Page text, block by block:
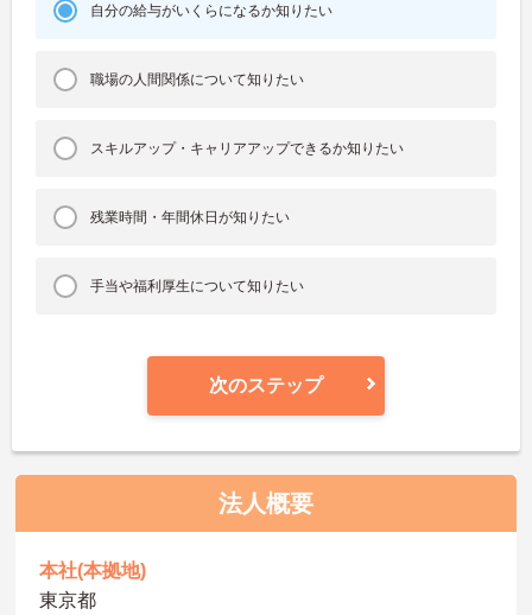
自分の給与がいくらになるか知りたい
職場の人間関係について知りたい
スキルアップ・キャリアアップできるか知りたい
残業時間・年間休日が知りたい
手当や福利厚生について知りたい
次のステップ
法人概要
本社(本拠地)
東京都